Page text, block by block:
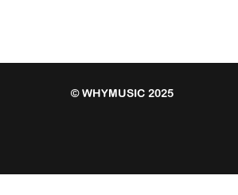
© WHYMUSIC 2025